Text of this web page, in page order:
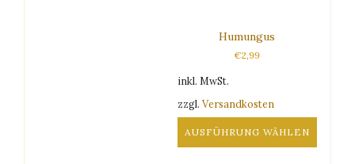
Humungus
€2,99
inkl. MwSt.
zzgl. Versandkosten
AUSFÜHRUNG WÄHLEN